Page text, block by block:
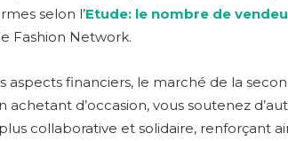
selon l’Etude: le nombre de
Fashion Network.
aspects financiers, le marché de la
achetant d’occasion, vous soutenez
collaborative et solidaire, renforçant